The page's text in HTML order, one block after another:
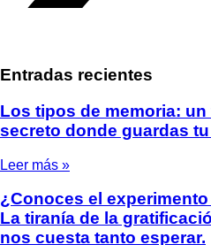
Entradas recientes
Los tipos de memoria:
secreto donde guardas
Leer más »
¿Conoces el
La tiranía de la
nos cuesta tanto esperar.